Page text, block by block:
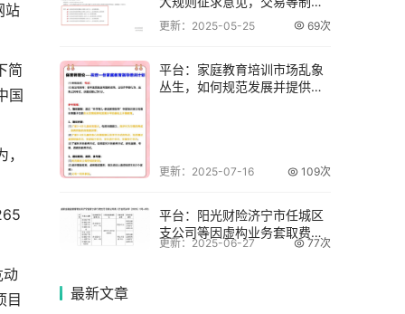
站
简
国
动
目
受关注
更新：2025-05-25 69次
平台：家庭教育培训市场乱象
丛生，如何规范发展并提供专
更新：2025-07-16 109次
平台：阳光财险济宁市任城区
支公司等因虚构业务套取费用
被处罚
更新：2025-06-27 77次
最新文章